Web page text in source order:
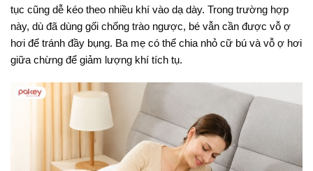
tục cũng dễ kéo theo nhiều khí vào dạ dày. Trong trường hợp
này, dù đã dùng gối chống trào ngược, bé vẫn cần được vỗ ợ
hơi để tránh đầy bụng. Ba mẹ có thể chia nhỏ cữ bú và vỗ ợ hơi
giữa chừng để giảm lượng khí tích tụ.